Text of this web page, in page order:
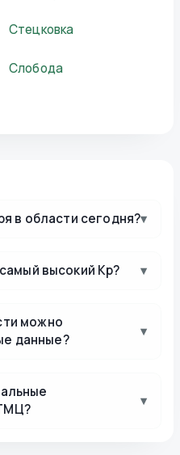
Стецковка
Слобода
в области сегодня?▾
высокий Kp? ▾
можно
данные?
▾
▾